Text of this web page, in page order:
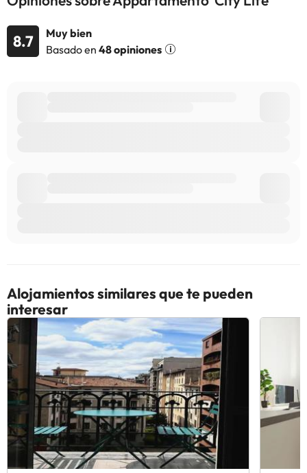
alojamiento. Si tienes dudas, contáctanos.
8.7
Muy bien
Basado en 48 opiniones
Alojamientos similares que te pueden
interesar